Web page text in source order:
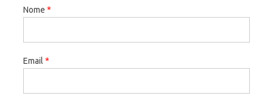
Nome *
Email *